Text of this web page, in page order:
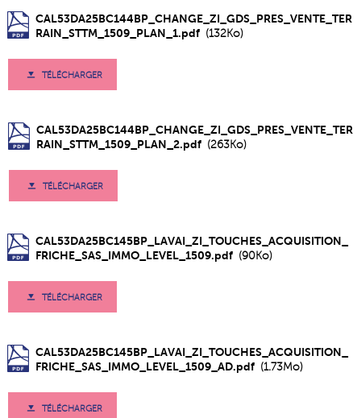
CAL53DA25BC144BP_CHANGE_ZI_GDS_PRES_VENTE_TER
RAIN_STTM_1509_PLAN_1.pdf (132Ko)
TÉLÉCHARGER
CAL53DA25BC144BP_CHANGE_ZI_GDS_PRES_VENTE_TER
RAIN_STTM_1509_PLAN_2.pdf (263Ko)
TÉLÉCHARGER
CAL53DA25BC145BP_LAVAI_ZI_TOUCHES_ACQUISITION_
FRICHE_SAS_IMMO_LEVEL_1509.pdf (90Ko)
TÉLÉCHARGER
CAL53DA25BC145BP_LAVAI_ZI_TOUCHES_ACQUISITION_
FRICHE_SAS_IMMO_LEVEL_1509_AD.pdf (1.73Mo)
TÉLÉCHARGER